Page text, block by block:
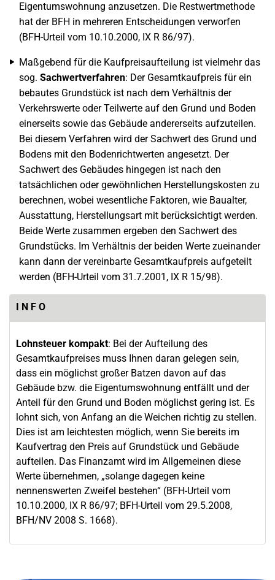
Eigentumswohnung anzusetzen. Die Restwertmethode
hat der BFH in mehreren Entscheidungen verworfen
(BFH-Urteil vom 10.10.2000, IX R 86/97).
Maßgebend für die Kaufpreisaufteilung ist vielmehr das
sog. Sachwertverfahren: Der Gesamtkaufpreis für ein
bebautes Grundstück ist nach dem Verhältnis der
Verkehrswerte oder Teilwerte auf den Grund und Boden
einerseits sowie das Gebäude andererseits aufzuteilen.
Bei diesem Verfahren wird der Sachwert des Grund und
Bodens mit den Bodenrichtwerten angesetzt. Der
Sachwert des Gebäudes hingegen ist nach den
tatsächlichen oder gewöhnlichen Herstellungskosten zu
berechnen, wobei wesentliche Faktoren, wie Baualter,
Ausstattung, Herstellungsart mit berücksichtigt werden.
Beide Werte zusammen ergeben den Sachwert des
Grundstücks. Im Verhältnis der beiden Werte zueinander
kann dann der vereinbarte Gesamtkaufpreis aufgeteilt
werden (BFH-Urteil vom 31.7.2001, IX R 15/98).
I N F O
Lohnsteuer kompakt: Bei der Aufteilung des
Gesamtkaufpreises muss Ihnen daran gelegen sein,
dass ein möglichst großer Batzen davon auf das
Gebäude bzw. die Eigentumswohnung entfällt und der
Anteil für den Grund und Boden möglichst gering ist. Es
lohnt sich, von Anfang an die Weichen richtig zu stellen.
Dies ist am leichtesten möglich, wenn Sie bereits im
Kaufvertrag den Preis auf Grundstück und Gebäude
aufteilen. Das Finanzamt wird im Allgemeinen diese
Werte übernehmen, „solange dagegen keine
nennenswerten Zweifel bestehen“ (BFH-Urteil vom
10.10.2000, IX R 86/97; BFH-Urteil vom 29.5.2008,
BFH/NV 2008 S. 1668).